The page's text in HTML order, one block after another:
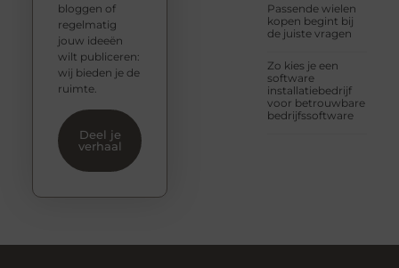
Passende wielen
kopen begint bij
de juiste vragen
Zo kies je een
software
installatiebedrijf
voor betrouwbare
bedrijfssoftware
bloggen of
regelmatig
jouw ideeën
wilt publiceren:
wij bieden je de
ruimte.
Deel je
verhaal